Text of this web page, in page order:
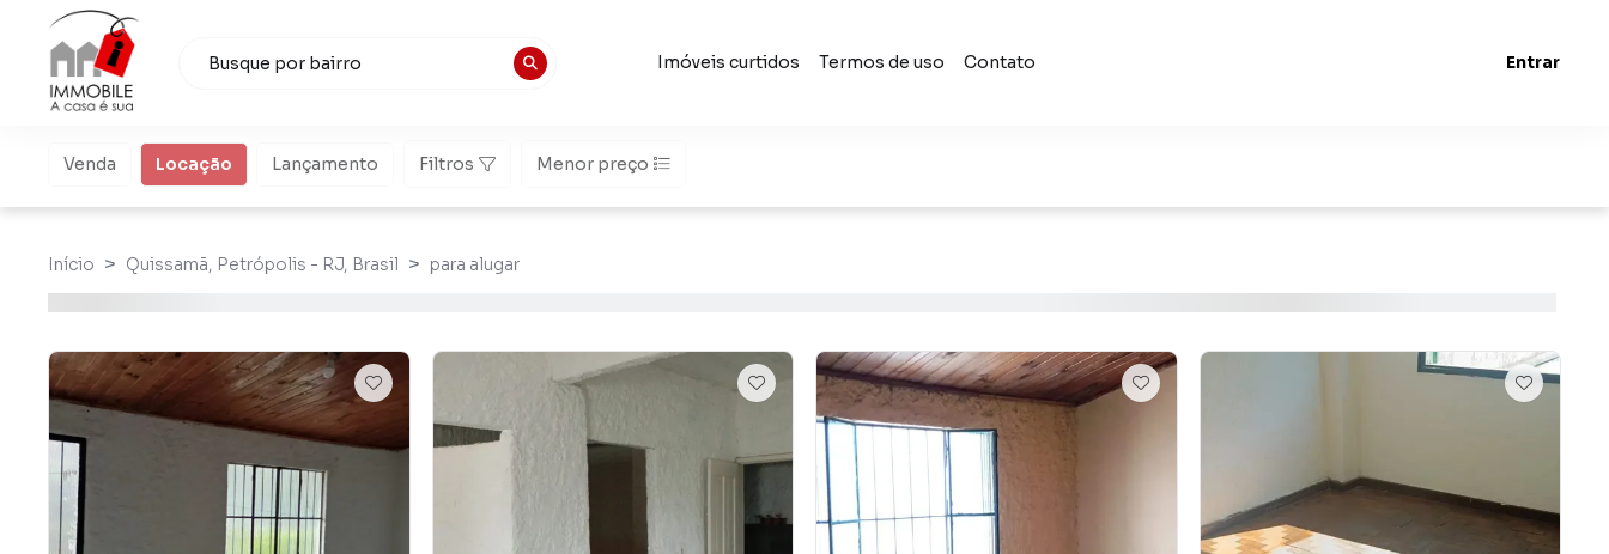
Imóveis curtidos Termos de uso Contato Entrar
Venda Locação Lançamento Filtros Menor preço
Início Quissamã, Petrópolis - RJ, Brasil para alugar